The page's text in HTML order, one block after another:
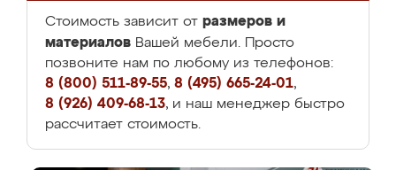
Стоимость зависит от размеров и
материалов Вашей мебели. Просто
позвоните нам по любому из телефонов:
8 (800) 511-89-55, 8 (495) 665-24-01,
8 (926) 409-68-13, и наш менеджер быстро
рассчитает стоимость.